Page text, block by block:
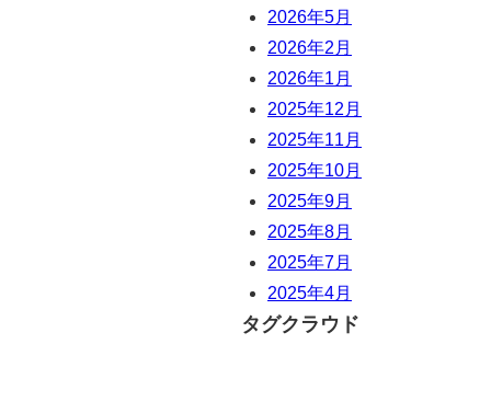
2026年5月
2026年2月
2026年1月
2025年12月
2025年11月
2025年10月
2025年9月
2025年8月
2025年7月
2025年4月
タグクラウド